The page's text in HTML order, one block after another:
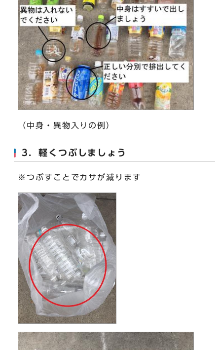
（中身・異物入りの例）
3．軽くつぶしましょう
※つぶすことでカサが減ります